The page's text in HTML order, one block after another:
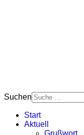
Suchen
Start
Aktuell
Grußwort